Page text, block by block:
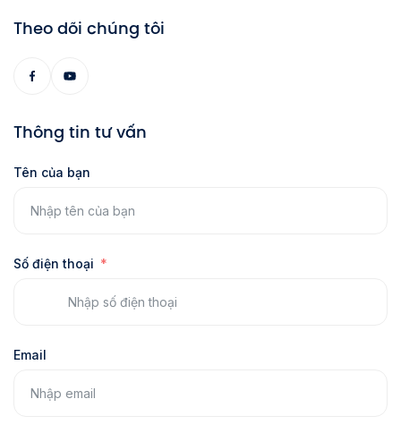
Theo dõi chúng tôi
Thông tin tư vấn
Tên của bạn
Số điện thoại
Email